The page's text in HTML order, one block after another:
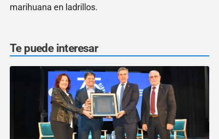
marihuana en ladrillos.
Te puede interesar